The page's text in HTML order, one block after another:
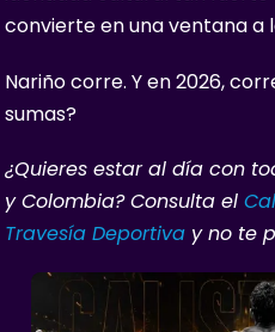
convierte en una ventana a
Nariño corre. Y en 2026,
sumas?
¿Quieres estar al día con
y Colombia? Consulta el
Travesía Deportiva y no te